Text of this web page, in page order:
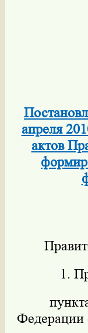
апреля
актов
1.
Федерации